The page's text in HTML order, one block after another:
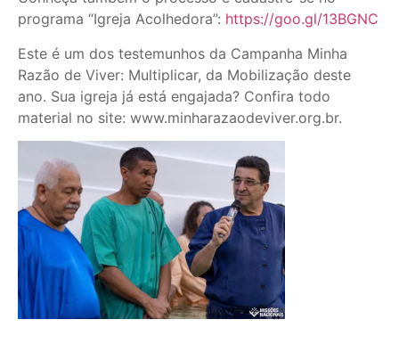
programa “Igreja Acolhedora”: https://goo.gl/13BGNC
Este é um dos testemunhos da Campanha Minha
Razão de Viver: Multiplicar, da Mobilização deste
ano. Sua igreja já está engajada? Confira todo
material no site: www.minharazaodeviver.org.br.